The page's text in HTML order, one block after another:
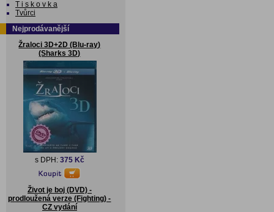
T i s k o v k a
Tvůrci
Nejprodávanější
Žraloci 3D+2D (Blu-ray)
(Sharks 3D)
s DPH: 375 Kč
Život je boj (DVD) -
prodloužená verze (Fighting) -
CZ vydání